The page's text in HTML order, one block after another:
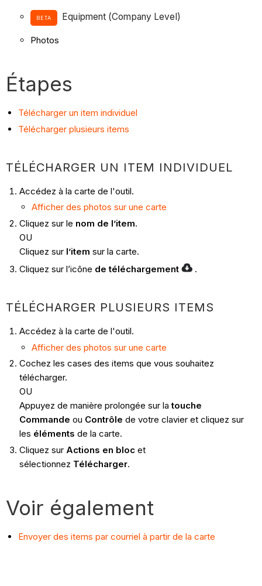
BETA Equipment (Company Level)
Photos
Étapes
Télécharger un item individuel
Télécharger plusieurs items
TÉLÉCHARGER UN ITEM INDIVIDUEL
Accédez à la carte de l'outil.
Afficher des photos sur une carte
Cliquez sur le nom de l’item.
OU
Cliquez sur l’item sur la carte.
Cliquez sur l’icône de téléchargement .
TÉLÉCHARGER PLUSIEURS ITEMS
Accédez à la carte de l'outil.
Afficher des photos sur une carte
Cochez les cases des items que vous souhaitez
télécharger.
OU
Appuyez de manière prolongée sur latouche
Commande ou Contrôle de votre clavier et cliquez sur
les éléments de la carte.
Cliquez sur Actions en bloc et
sélectionnez Télécharger.
Voir également
Envoyer des items par courriel à partir de la carte